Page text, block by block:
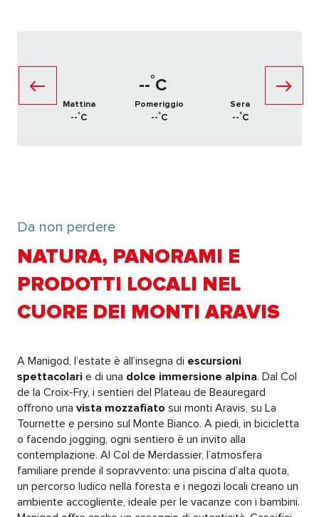
--°C
Mattina
--°C
Pomeriggio
--°C
Sera
--°C
Da non perdere
NATURA, PANORAMI E
PRODOTTI LOCALI NEL
CUORE DEI MONTI ARAVIS
A Manigod, l’estate è all’insegna di escursioni
spettacolari e di una dolce immersione alpina. Dal Col
de la Croix-Fry, i sentieri del Plateau de Beauregard
offrono una vista mozzafiato sui monti Aravis, su La
Tournette e persino sul Monte Bianco. A piedi, in bicicletta
o facendo jogging, ogni sentiero è un invito alla
contemplazione. Al Col de Merdassier, l’atmosfera
familiare prende il sopravvento: una piscina d’alta quota,
un percorso ludico nella foresta e i negozi locali creano un
ambiente accogliente, ideale per le vacanze con i bambini.